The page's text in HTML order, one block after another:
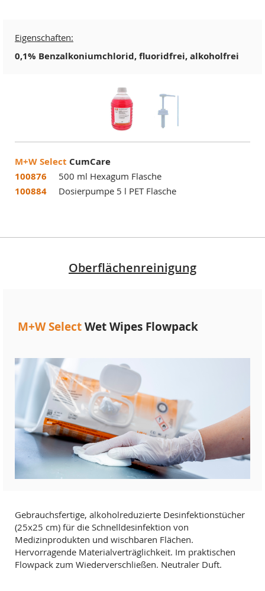
Eigenschaften:
0,1% Benzalkoniumchlorid, fluoridfrei, alkoholfrei
M+W Select CumCare
100876 500 ml Hexagum Flasche
100884 Dosierpumpe 5 l PET Flasche
Oberflächenreinigung
M+W SelectWet Wipes Flowpack
Gebrauchsfertige, alkoholreduzierte Desinfektionstücher
(25x25 cm) für die Schnelldesinfektion von
Medizinprodukten und wischbaren Flächen.
Hervorragende Materialverträglichkeit. Im praktischen
Flowpack zum Wiederverschließen. Neutraler Duft.